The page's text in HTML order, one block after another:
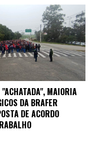
MAIORIA
DA BRAFER
DE ACORDO